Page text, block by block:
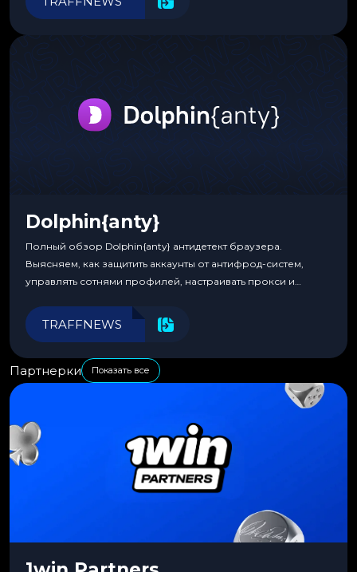
Dolphin{anty}
Полный обзор Dolphin{anty} антидетект браузера.
Выясняем, как защитить аккаунты от антифрод-систем,
управлять сотнями профилей, настраивать прокси и
эффективности.
TRAFFNEWS
Партнерки Показать все